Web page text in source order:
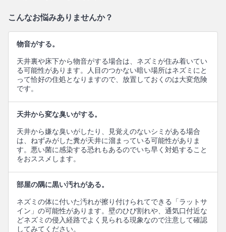
こんなお悩みありませんか？
物音がする。
天井裏や床下から物音がする場合は、ネズミが住み着いてい
る可能性があります。人目のつかない暗い場所はネズミにと
って恰好の住処となりますので、放置しておくのは大変危険
です。
天井から変な臭いがする。
天井から嫌な臭いがしたり、見覚えのないシミがある場合
は、ねずみがした糞が天井に溜まっている可能性がありま
す。悪い菌に感染する恐れもあるのでいち早く対処すること
をおススメします。
部屋の隅に黒い汚れがある。
ネズミの体に付いた汚れが擦り付けられてできる「ラットサ
イン」の可能性があります。壁のひび割れや、通気口付近な
どネズミの侵入経路でよく見られる現象なので注意して確認
してみてください。